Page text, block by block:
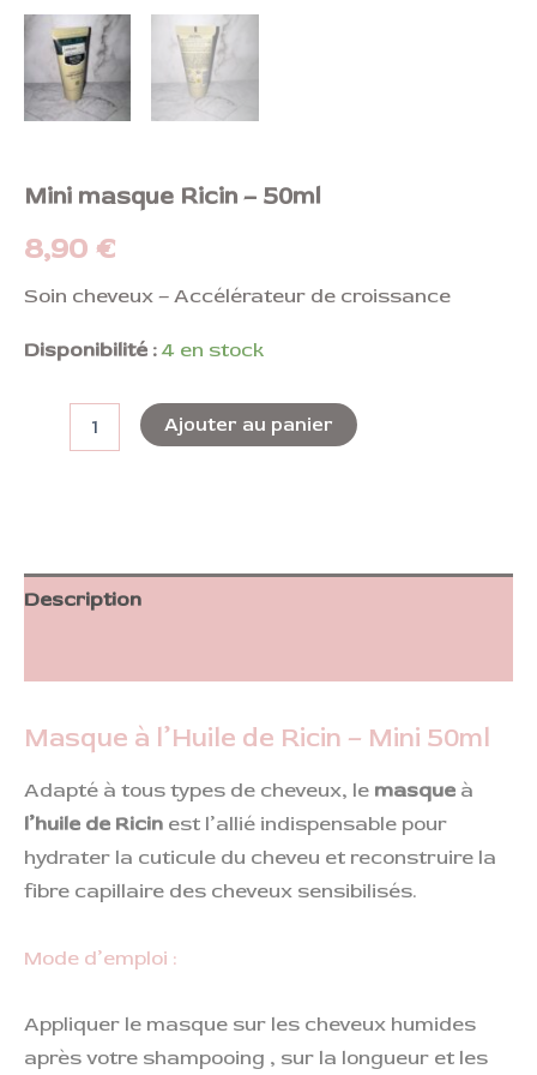
Mini masque Ricin – 50ml
8,90 €
Soin cheveux – Accélérateur de croissance
Disponibilité : 4 en stock
Ajouter au panier
Description
Masque à l’Huile de Ricin – Mini 50ml
Adapté à tous types de cheveux, le masque à
l’huile de Ricin est l’allié indispensable pour
hydrater la cuticule du cheveu et reconstruire la
fibre capillaire des cheveux sensibilisés.
Mode d’emploi :
Appliquer le masque sur les cheveux humides
après votre shampooing , sur la longueur et les